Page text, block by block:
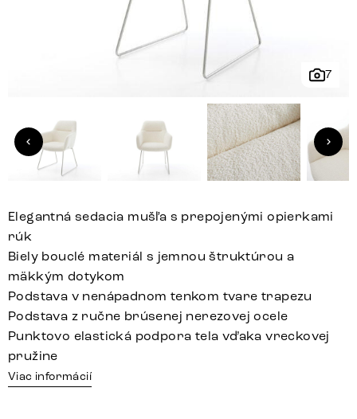
7
Elegantná sedacia mušľa s prepojenými opierkami
rúk
Biely bouclé materiál s jemnou štruktúrou a
mäkkým dotykom
Podstava v nenápadnom tenkom tvare trapezu
Podstava z ručne brúsenej nerezovej ocele
Punktovo elastická podpora tela vďaka vreckovej
pružine
Viac informácií